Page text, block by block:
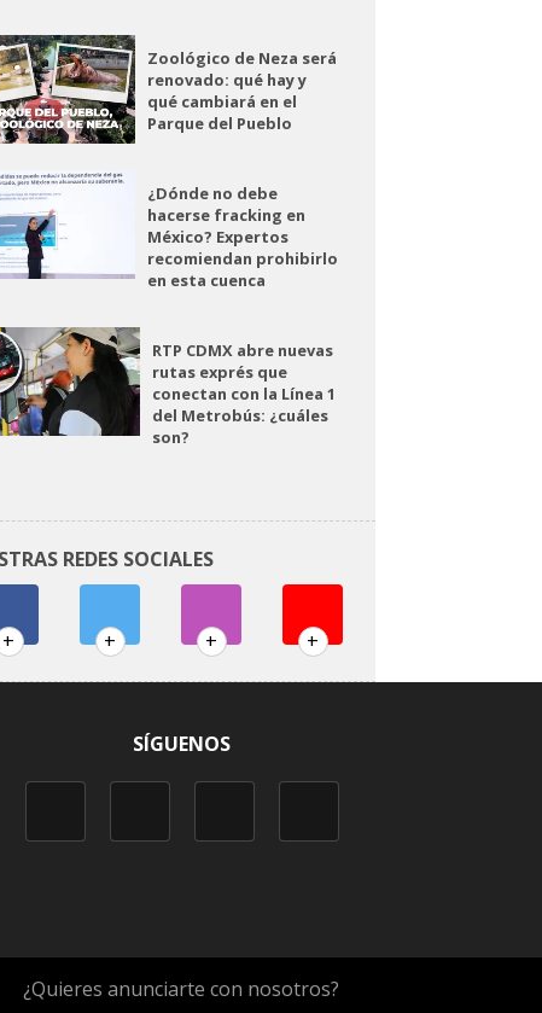
Zoológico de Neza será
renovado: qué hay y
qué cambiará en el
Parque del Pueblo
¿Dónde no debe
hacerse fracking en
México? Expertos
recomiendan prohibirlo
en esta cuenca
RTP CDMX abre nuevas
rutas exprés que
conectan con la Línea 1
del Metrobús: ¿cuáles
son?
REDES SOCIALES
+ + + +
SÍGUENOS
¿Quieres anunciarte con nosotros?